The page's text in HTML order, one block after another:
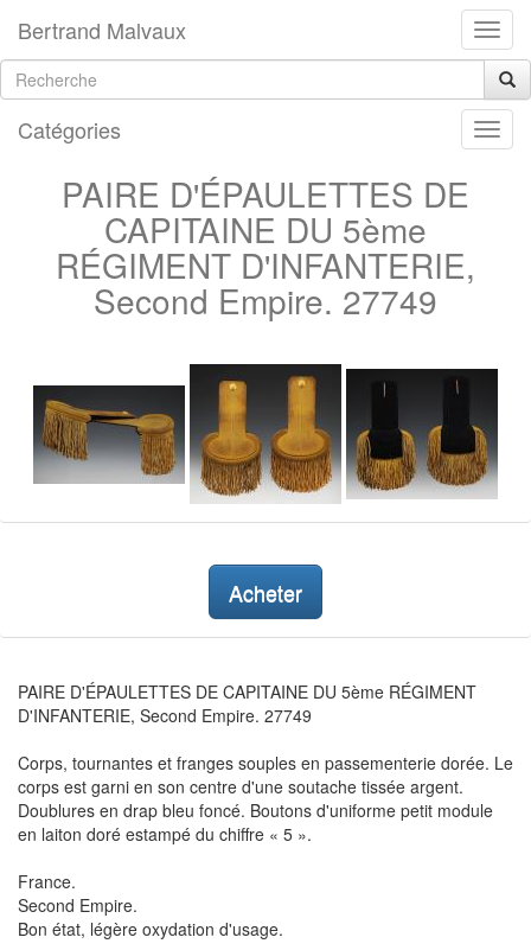
Bertrand Malvaux
Catégories
PAIRE D'ÉPAULETTES DE
CAPITAINE DU 5ème
RÉGIMENT D'INFANTERIE,
Second Empire. 27749
Acheter
PAIRE D'ÉPAULETTES DE CAPITAINE DU 5ème RÉGIMENT
D'INFANTERIE, Second Empire. 27749
Corps, tournantes et franges souples en passementerie dorée. Le
corps est garni en son centre d'une soutache tissée argent.
Doublures en drap bleu foncé. Boutons d'uniforme petit module
en laiton doré estampé du chiffre « 5 ».
France.
Second Empire.
Bon état, légère oxydation d'usage.